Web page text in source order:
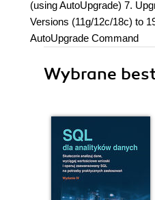
(using AutoUpgrade) 7.
Versions (11g/12c/18c) to
AutoUpgrade Command
Wybrane